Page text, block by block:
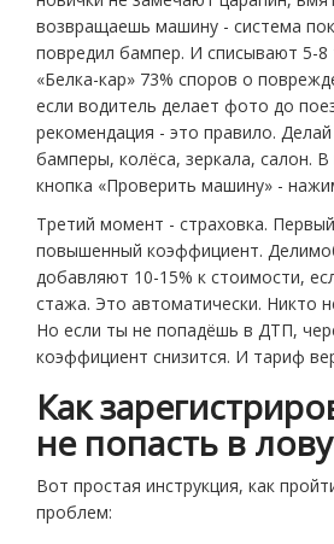
возвращаешь машину - система
повредил бампер. И списывают 5-8
«Белка-кар» 73% споров о
если водитель делает фото до
рекомендация - это правило.
бамперы, колёса, зеркала, салон.
кнопка «Проверить машину» -
Третий момент - страховка.
повышенный коэффициент.
добавляют 10-15% к стоимости,
стажа. Это автоматически. Никто
Но если ты не попадёшь в ДТП,
коэффициент снизится. И тариф
Как
не попасть в
Вот простая инструкция, как
проблем: